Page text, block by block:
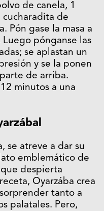
de canela, 1
de
Pón gase la masa a
pónganse las
se aplastan un
y se la ponen
de arriba.
minutos a una
se atreve a dar su
emblemático de
despierta
Oyarzába crea
tanto a
palatales. Pero,